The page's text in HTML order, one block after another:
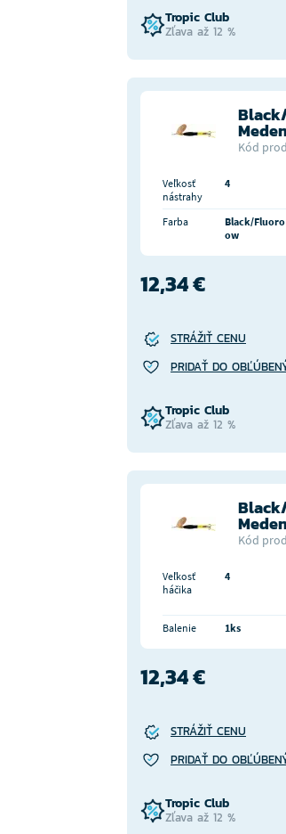
Tropic Club
Zľava až 12 %
Kód
Veľkosť
nástrahy
4
Farba
Black/Fluoro
ow
12,34 €
STRÁŽIŤ CENU
PRIDAŤ DO
Tropic Club
Zľava až 12 %
Kód
Veľkosť
háčika
4
Balenie 1ks
12,34 €
STRÁŽIŤ CENU
PRIDAŤ DO
Tropic Club
Zľava až 12 %